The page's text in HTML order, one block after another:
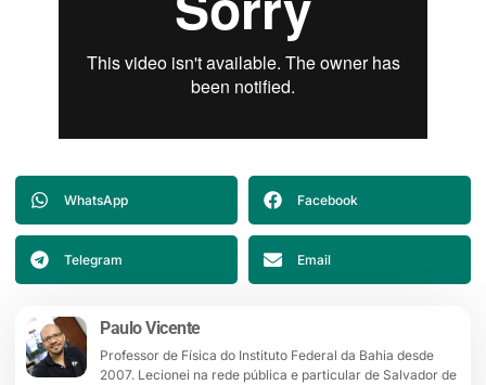
WhatsApp Facebook
Telegram Email
Paulo Vicente
Professor de Física do Instituto Federal da Bahia desde
2007. Lecionei na rede pública e particular de Salvador de